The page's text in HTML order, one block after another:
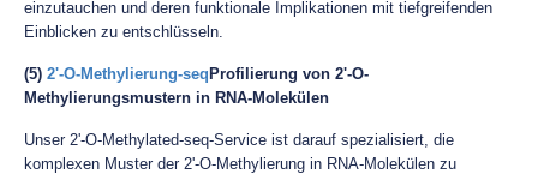
einzutauchen und deren funktionale Implikationen mit tiefgreifenden
Einblicken zu entschlüsseln.
(5) 2'-O-Methylierung-seq Profilierung von 2'-O-
Methylierungsmustern in RNA-Molekülen
Unser 2'-O-Methylated-seq-Service ist darauf spezialisiert, die
komplexen Muster der 2'-O-Methylierung in RNA-Molekülen zu